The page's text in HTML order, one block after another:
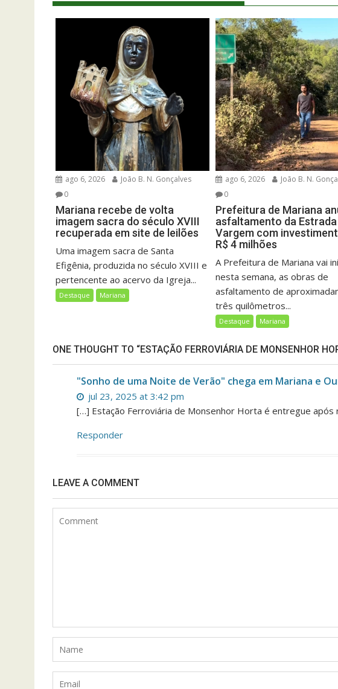
ago 6, 2026
João B. N. Gonçalves
0
Mariana recebe de volta
imagem sacra do século XVIII
recuperada em site de leilões
Uma imagem sacra de Santa
Efigênia, produzida no século XVIII e
pertencente ao acervo da Igreja...
Destaque Mariana
ago 6, 2026
João B. N.
0
Prefeitura de Mariana
asfaltamento da Estrada
Vargem com
R$ 4 milhões
A Prefeitura de Mariana vai
nesta semana, as obras de
asfaltamento de
três quilômetros...
Destaque Mariana
ONE THOUGHT TO “ESTAÇÃO FERROVIÁRIA DE MONSENHOR
"Sonho de uma Noite de Verão" chega em Mariana e
jul 23, 2025 at 3:42 pm
[…] Estação Ferroviária de Monsenhor Horta é entregue após
Responder
LEAVE A COMMENT